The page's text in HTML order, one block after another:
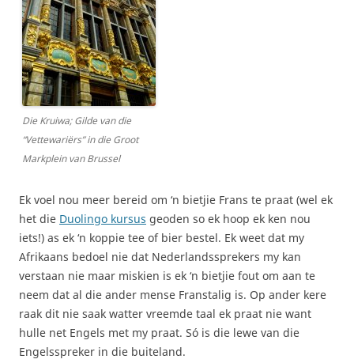
Die Kruiwa; Gilde van die
“Vettewariërs” in die Groot
Markplein van Brussel
Ek voel nou meer bereid om ‘n bietjie Frans te praat (wel ek
het die Duolingo kursus geoden so ek hoop ek ken nou
iets!) as ek ‘n koppie tee of bier bestel. Ek weet dat my
Afrikaans bedoel nie dat Nederlandssprekers my kan
verstaan nie maar miskien is ek ‘n bietjie fout om aan te
neem dat al die ander mense Franstalig is. Op ander kere
raak dit nie saak watter vreemde taal ek praat nie want
hulle net Engels met my praat. Só is die lewe van die
Engelsspreker in die buiteland.